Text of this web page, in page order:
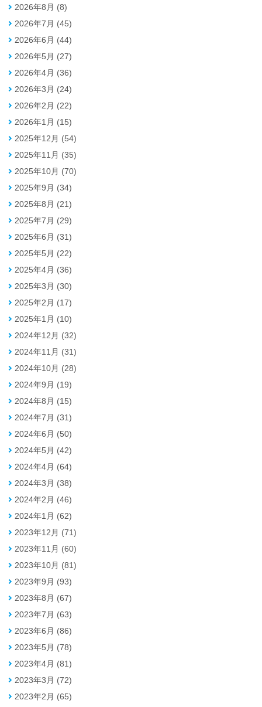
2026年8月 (8)
2026年7月 (45)
2026年6月 (44)
2026年5月 (27)
2026年4月 (36)
2026年3月 (24)
2026年2月 (22)
2026年1月 (15)
2025年12月 (54)
2025年11月 (35)
2025年10月 (70)
2025年9月 (34)
2025年8月 (21)
2025年7月 (29)
2025年6月 (31)
2025年5月 (22)
2025年4月 (36)
2025年3月 (30)
2025年2月 (17)
2025年1月 (10)
2024年12月 (32)
2024年11月 (31)
2024年10月 (28)
2024年9月 (19)
2024年8月 (15)
2024年7月 (31)
2024年6月 (50)
2024年5月 (42)
2024年4月 (64)
2024年3月 (38)
2024年2月 (46)
2024年1月 (62)
2023年12月 (71)
2023年11月 (60)
2023年10月 (81)
2023年9月 (93)
2023年8月 (67)
2023年7月 (63)
2023年6月 (86)
2023年5月 (78)
2023年4月 (81)
2023年3月 (72)
2023年2月 (65)